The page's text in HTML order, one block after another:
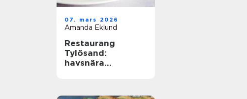
07. mars 2026
Amanda Eklund
Restaurang
Tylösand:
havsnära